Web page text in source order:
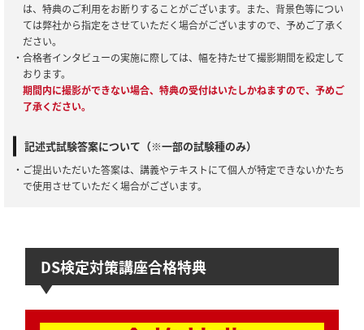
は、特典のご利用をお断りすることがございます。また、背景色等につい
ては弊社から指定をさせていただく場合がございますので、予めご了承く
ださい。
・合格者インタビューの実施に際しては、幅を持たせて撮影期間を設定して
おります。
期間内に撮影ができない場合、特典の受付はいたしかねますので、予めご
了承ください。
記述式試験答案について（※一部の試験種のみ）
・ご提出いただいた答案は、講義やテキストにて個人が特定できないかたち
で使用させていただく場合がございます。
DS検定対策講座合格特典